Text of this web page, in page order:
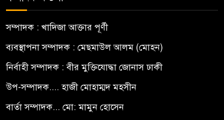
সম্পাদক : খাদিজা আক্তার পূর্ণী
ব্যবস্থাপনা সম্পাদক : মেছমাউল আলম (মোহন)
নির্বাহী সম্পাদক : বীর মুক্তিযোদ্ধা জোনাস ঢাকী
উপ-সম্পাদক.... হাজী মোহাম্মদ মহসীন
বার্তা সম্পাদক... মো: মামুন হোসেন